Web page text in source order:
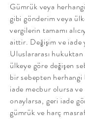
Gümrük veya
gibi gönderim veya
vergilerin tamamı
aittir. Değişim ve iade
Uluslararası
ülkeye göre değişen
bir sebepten herhangi
iade mecbur olursa ve
onaylarsa, geri iade
gümrük ve harç